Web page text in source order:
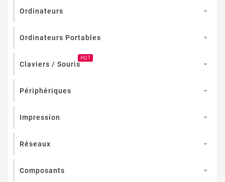
Ordinateurs 
Ordinateurs Portables 
Claviers / Souris
HOT

Périphériques 
Impression 
Réseaux 
Composants 